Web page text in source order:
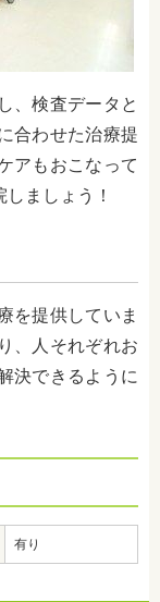
、検査データと
合わせた治療提
アもおこなって
ましょう！
を提供していま
、人それぞれお
決できるように
有り